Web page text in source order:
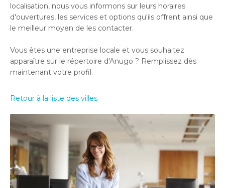
localisation, nous vous informons sur leurs horaires
d'ouvertures, les services et options qu'ils offrent ainsi que
le meilleur moyen de les contacter.
Vous êtes une entreprise locale et vous souhaitez
apparaître sur le répertoire d'Anugo ? Remplissez dès
maintenant votre profil.
Retour à la liste des villes